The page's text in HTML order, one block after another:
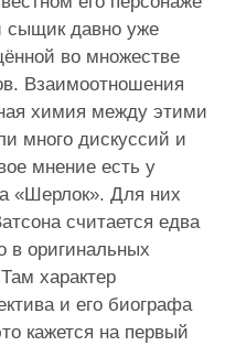
давно уже
во множестве
Взаимоотношения
химия между этими
много дискуссий и
мнение есть у
«Шерлок». Для них
считается едва
в оригинальных
характер
и его биографа
кажется на первый